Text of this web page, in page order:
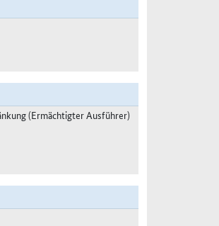
(Ermächtigter Ausführer)